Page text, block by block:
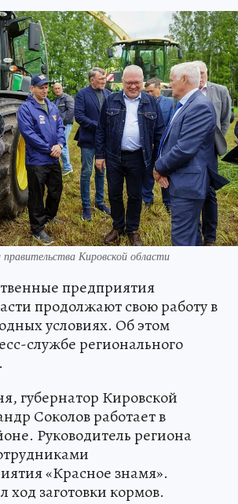
Кировской области
предприятия
продолжают свою работу в
условиях. Об этом
службе регионального
губернатор Кировской
Соколов работает в
Руководитель региона
«Красное знамя».
ход заготовки кормов.